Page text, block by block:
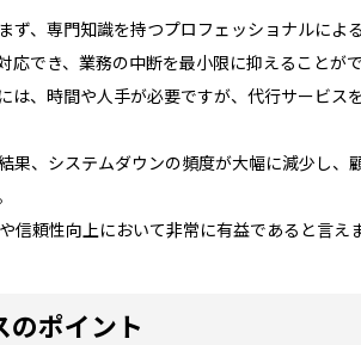
、専門知識を持つプロフェッショナルに
でき、業務の中断を最小限に抑えることがで
、時間や人手が必要ですが、代行サービ
、システムダウンの頻度が大幅に減少し
頼性向上において非常に有益であると言えま
ポイント